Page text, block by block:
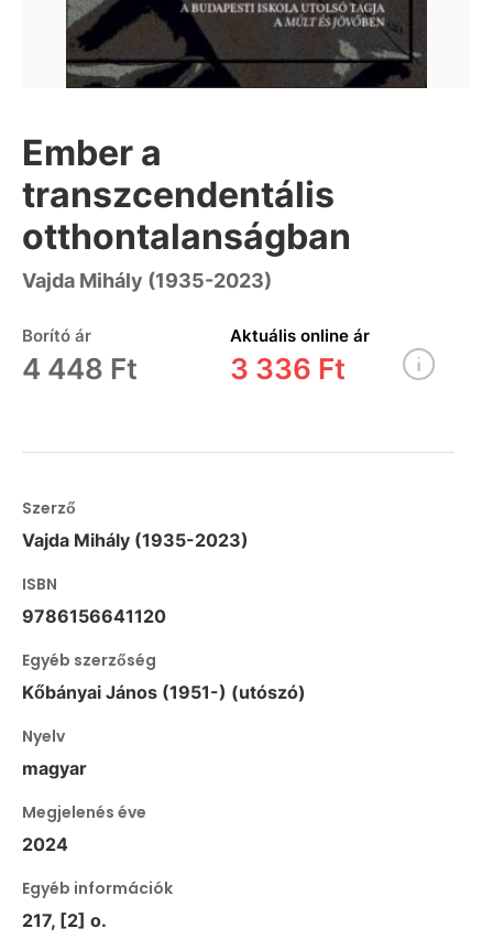
Ember a
transzcendentális
otthontalanságban
Vajda Mihály (1935-2023)
Borító ár
4 448 Ft
Aktuális online ár
3 336 Ft
Szerző
Vajda Mihály (1935-2023)
ISBN
9786156641120
Egyéb szerzőség
Kőbányai János (1951-) (utószó)
Nyelv
magyar
Megjelenés éve
2024
Egyéb információk
217, [2] o.